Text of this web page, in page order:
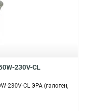
230V-CL
230V-CL ЭРА (галоген,